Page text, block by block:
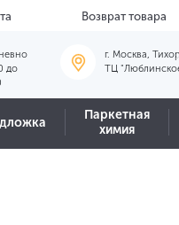
Возврат товара
до
г. Москва,
ТЦ
Паркетная
химия